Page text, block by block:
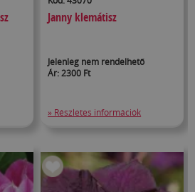
Janny klemátisz
Jelenleg nem rendelhető
Ár: 2300 Ft
» Részletes információk